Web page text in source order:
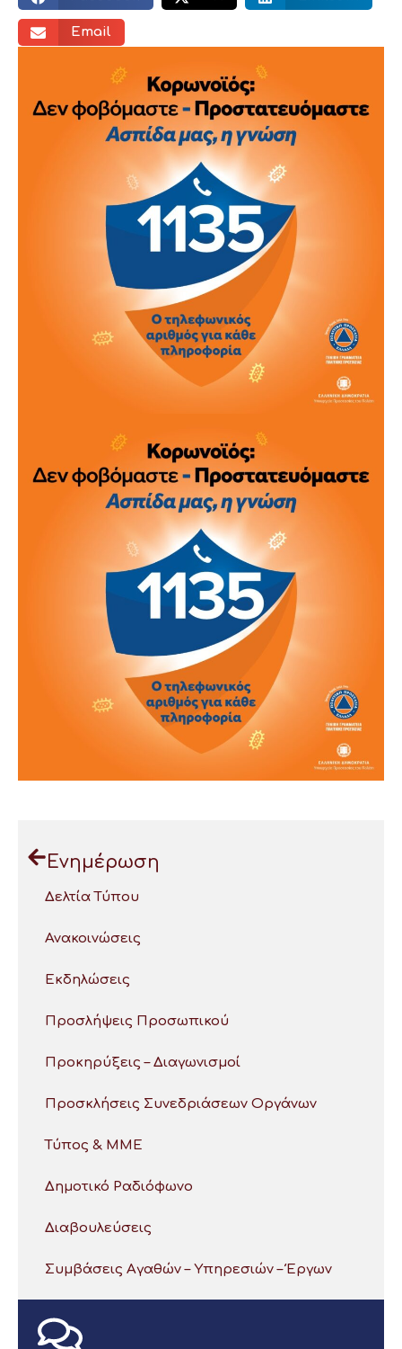
Email
Ενημέρωση
Δελτία Τύπου
Ανακοινώσεις
Εκδηλώσεις
Προσλήψεις Προσωπικού
Προκηρύξεις – Διαγωνισμοί
Προσκλήσεις Συνεδριάσεων Οργάνων
Τύπος & ΜΜΕ
Δημοτικό Ραδιόφωνο
Διαβουλεύσεις
Συμβάσεις Αγαθών – Υπηρεσιών – Έργων